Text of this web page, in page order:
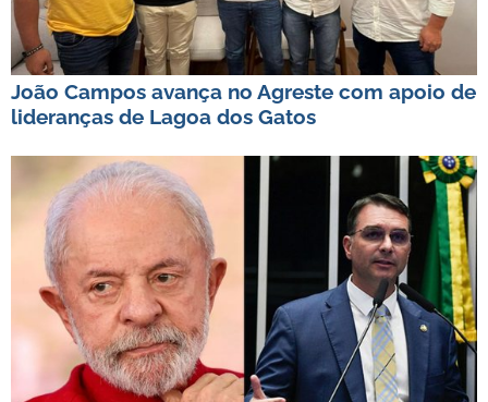
João Campos avança no Agreste com apoio de
lideranças de Lagoa dos Gatos